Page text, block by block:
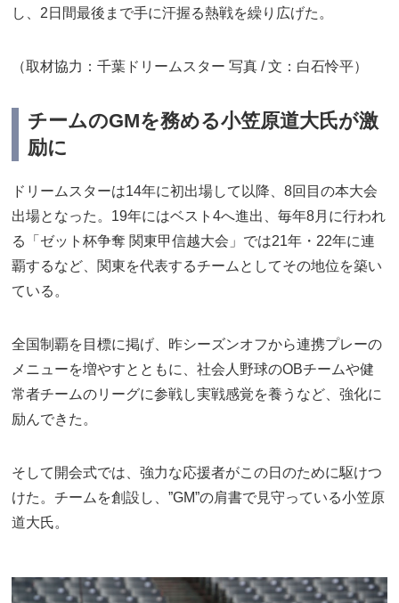
し、2日間最後まで手に汗握る熱戦を繰り広げた。
（取材協力：千葉ドリームスター 写真 / 文：白石怜平）
チームのGMを務める小笠原道大氏が激
励に
ドリームスターは14年に初出場して以降、8回目の本大会
出場となった。19年にはベスト4へ進出、毎年8月に行われ
る「ゼット杯争奪 関東甲信越大会」では21年・22年に連
覇するなど、関東を代表するチームとしてその地位を築い
ている。
全国制覇を目標に掲げ、昨シーズンオフから連携プレーの
メニューを増やすとともに、社会人野球のOBチームや健
常者チームのリーグに参戦し実戦感覚を養うなど、強化に
励んできた。
そして開会式では、強力な応援者がこの日のために駆けつ
けた。チームを創設し、”GM”の肩書で見守っている小笠原
道大氏。